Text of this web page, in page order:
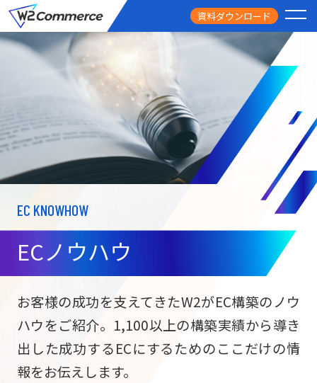
資料ダウンロード
サービス
ECサイト構築
サブスク/定期通販
ECサイト構築
PRICE
料金
FEATURE
導入事例
USEFUL
お役立ち情報
NEWS
ニュース
EC KNOWHOW
ECノウハウ
お客様の成功を支えてきたW2がEC構築のノウ
ハウをご紹介。1,100以上の構築実績から導き
出した成功するECにするためのここだけの情
報をお伝えします。